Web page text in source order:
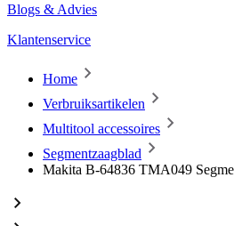
Blogs & Advies
Klantenservice
Home
Verbruiksartikelen
Multitool accessoires
Segmentzaagblad
Makita B-64836 TMA049